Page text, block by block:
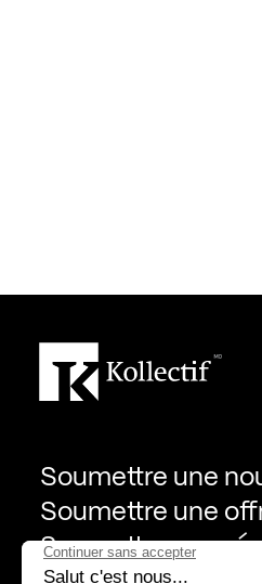
Soumettre une
Soumettre une
Soumettre une